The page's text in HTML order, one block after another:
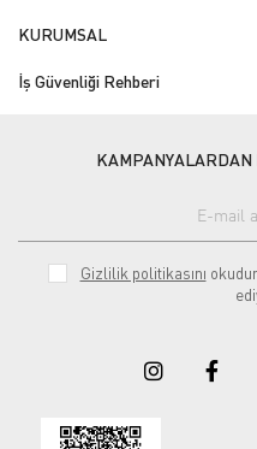
KURUMSAL
İş Güvenliği Rehberi
Gizlilik politikasını